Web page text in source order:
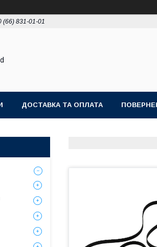
(66) 831-01-01
ДОСТАВКА ТА ОПЛАТА